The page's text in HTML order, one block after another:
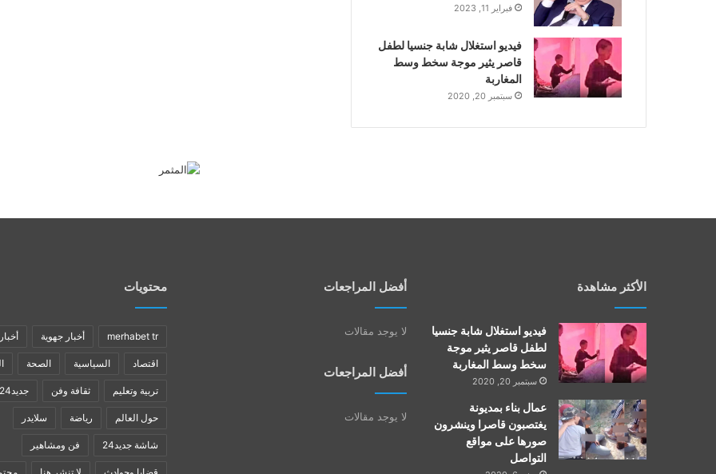
فبراير 11, 2023
فيديو استغلال شابة جنسيا لطفل
قاصر يثير موجة سخط وسط
المغاربة
سبتمبر 20, 2020
الأكثر مشاهدة
فيديو استغلال شابة جنسيا
لطفل قاصر يثير موجة
سخط وسط المغاربة
سبتمبر 20, 2020
عمال بناء بمديونة
يغتصبون قاصرا وينشرون
صورها على مواقع
التواصل
أفضل المراجعات
لا يوجد مقالات
أفضل المراجعات
لا يوجد مقالات
محتويات
merhabet tr أخبار جهوية
اقتصاد السياسية الصحة
تربية وتعليم ثقافة وفن جديد24
حول العالم رياضة سلايدر
شاشة جديد24 فن ومشاهير